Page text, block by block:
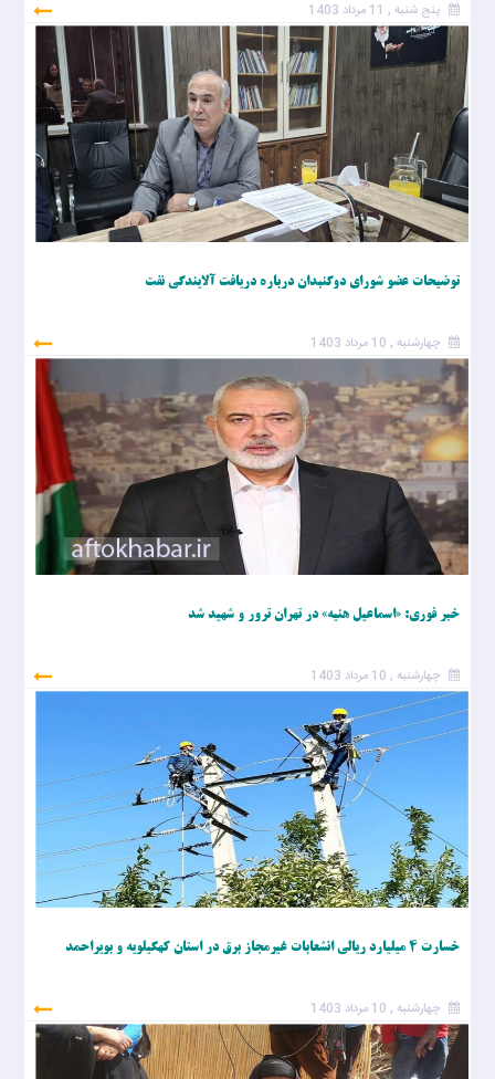
پنج شنبه , 11 مرداد 1403
توضیحات عضو شورای دوگنبدان درباره دریافت آلایندگی نفت
چهارشنبه , 10 مرداد 1403
خبر فوری: «اسماعیل هنیه» در تهران ترور و شهید شد
چهارشنبه , 10 مرداد 1403
خسارت ۴ میلیارد ریالی انشعابات غیرمجاز برق در استان کهگیلویه و بویراحمد
چهارشنبه , 10 مرداد 1403